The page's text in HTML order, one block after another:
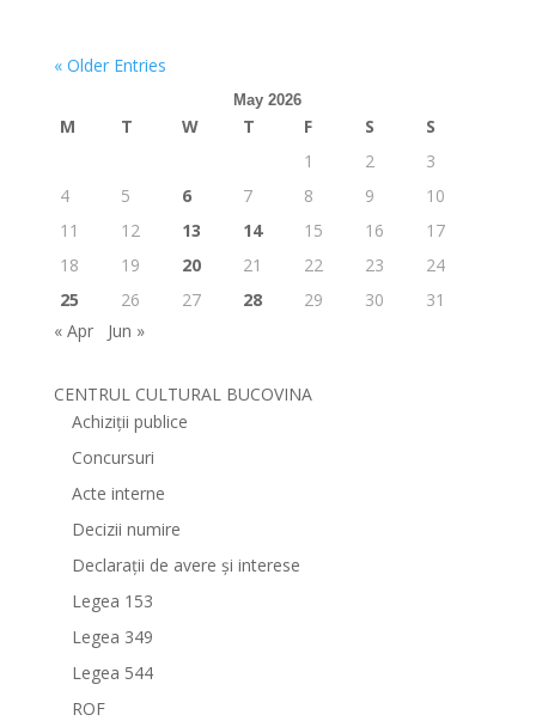
« Older Entries
May 2026
M T W T F S
S
1
2
3
4
5 6 7 8 9
10
11
12 13 14 15 16
17
18
19 20 21 22 23
24
25
26 27 28 29 30
31
« Apr
Jun »
CENTRUL CULTURAL BUCOVINA
Achiziții publice
Concursuri
Acte interne
Decizii numire
Declarații de avere și interese
Legea 153
Legea 349
Legea 544
ROF